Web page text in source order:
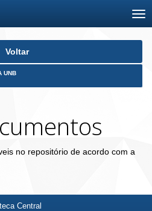
Voltar
UNB
no repositório de acordo com a
Central